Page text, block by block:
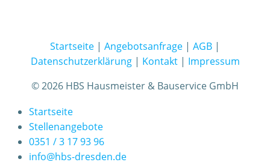
Startseite | Angebotsanfrage | AGB |
Datenschutzerklärung| Kontakt| Impressum
© 2026 HBS Hausmeister & Bauservice GmbH
Startseite
Stellenangebote
0351 / 3 17 93 96
info@hbs-dresden.de